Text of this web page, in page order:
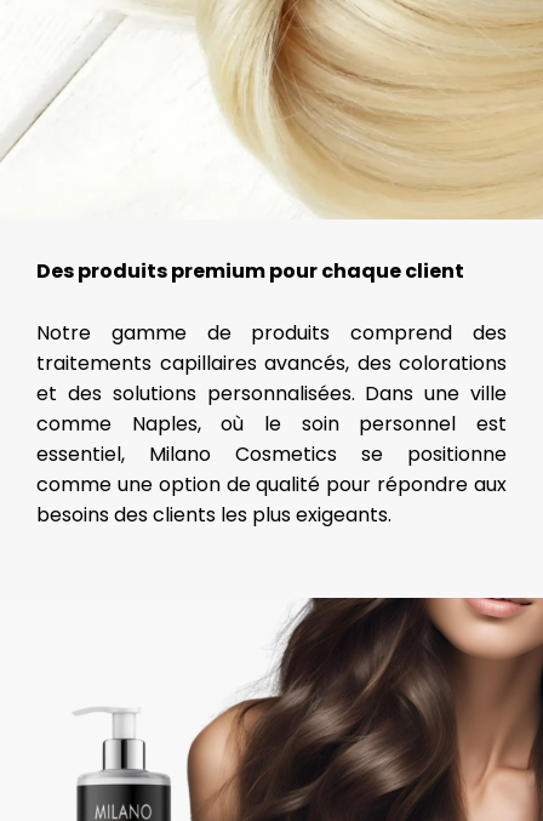
Des produits premium pour chaque client
Notre gamme de produits comprend des
traitements capillaires avancés, des colorations
et des solutions personnalisées. Dans une ville
comme Naples, où le soin personnel est
essentiel, Milano Cosmetics se positionne
comme une option de qualité pour répondre aux
besoins des clients les plus exigeants.